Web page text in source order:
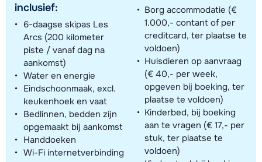
inclusief:
6-daagse skipas Les
Arcs (200 kilometer
piste / vanaf dag na
aankomst)
Water en energie
Eindschoonmaak, excl.
keukenhoek en vaat
Bedlinnen, bedden zijn
opgemaakt bij aankomst
Handdoeken
Wi-Fi internetverbinding
Borg accommodatie (€
1.000,- contant of per
creditcard, ter plaatse te
voldoen)
Huisdieren op aanvraag
(€ 40,- per week,
opgeven bij boeking, ter
plaatse te voldoen)
Kinderbed, bij boeking
aan te vragen (€ 17,- per
stuk, ter plaatse te
voldoen)